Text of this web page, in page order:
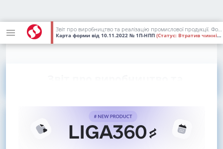
Звіт про виробництво та реалізацію промислової продукції. Форма N 1П-НПП (річна)
Карта форми від 10.11.2022 № 1П-НПП (Статус: Втратив чинність)